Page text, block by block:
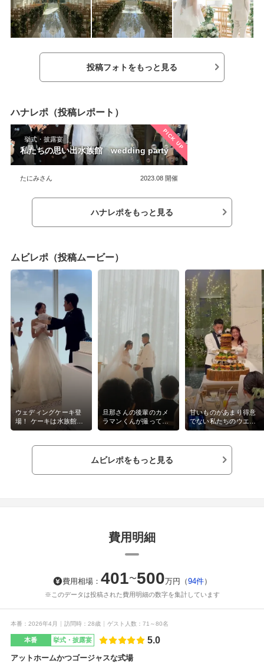
投稿フォトをもっと見る
ハナレポ（投稿レポート）
PICK UP
挙式・披露宴
私たちの思い出水族館 wedding party
たにみさん 2023.08 開催
ハナレポをもっと見る
ムビレポ（投稿ムービー）
ウェディングケーキ登
場！ ケーキは水族館の
思い出を形にしまし
っているジンベイザ
旦那さんの後輩のカメ
ラマンくんが撮って編
集してくれたムービー
の時の感情が思い出せ
るムービー📽️素敵です
よね💓 このムービーを
見ると楽しかった思い
甘いものがあまり得意
でない私たちのウエデ
ィングケーキは、ハン
した🍔！！！ これはケ
ーキが登場した時から
ゲストの反応がすごく
良くって嬉しい気持ち
大きな口をあけてかぶ
とってもやってよかっ
ムビレポをもっと見る
費用明細
費用相場： 401〜500万円 （94件）
※このデータは投稿された費用明細の数字を集計しています
本番 2026年4月 訪問時 28歳 ゲスト人数 71～80名
本番 挙式・披露宴 5.0
アットホームかつゴージャスな式場